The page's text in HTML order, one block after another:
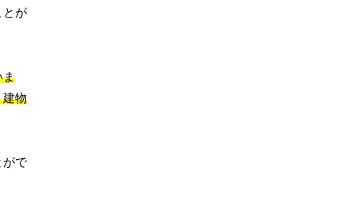
とが
ま
建物
がで